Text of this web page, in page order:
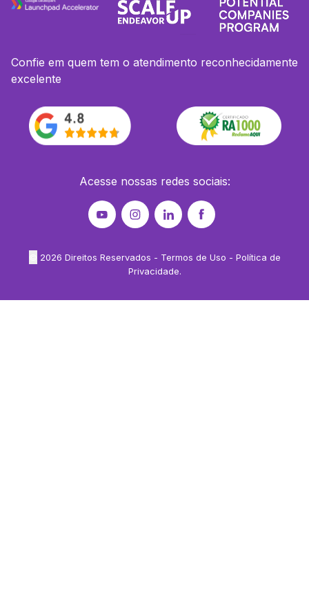
Confie em quem tem o atendimento reconhecidamente
excelente
Acesse nossas redes sociais:
2026 Direitos Reservados - Termos de Uso - Política de
Privacidade.